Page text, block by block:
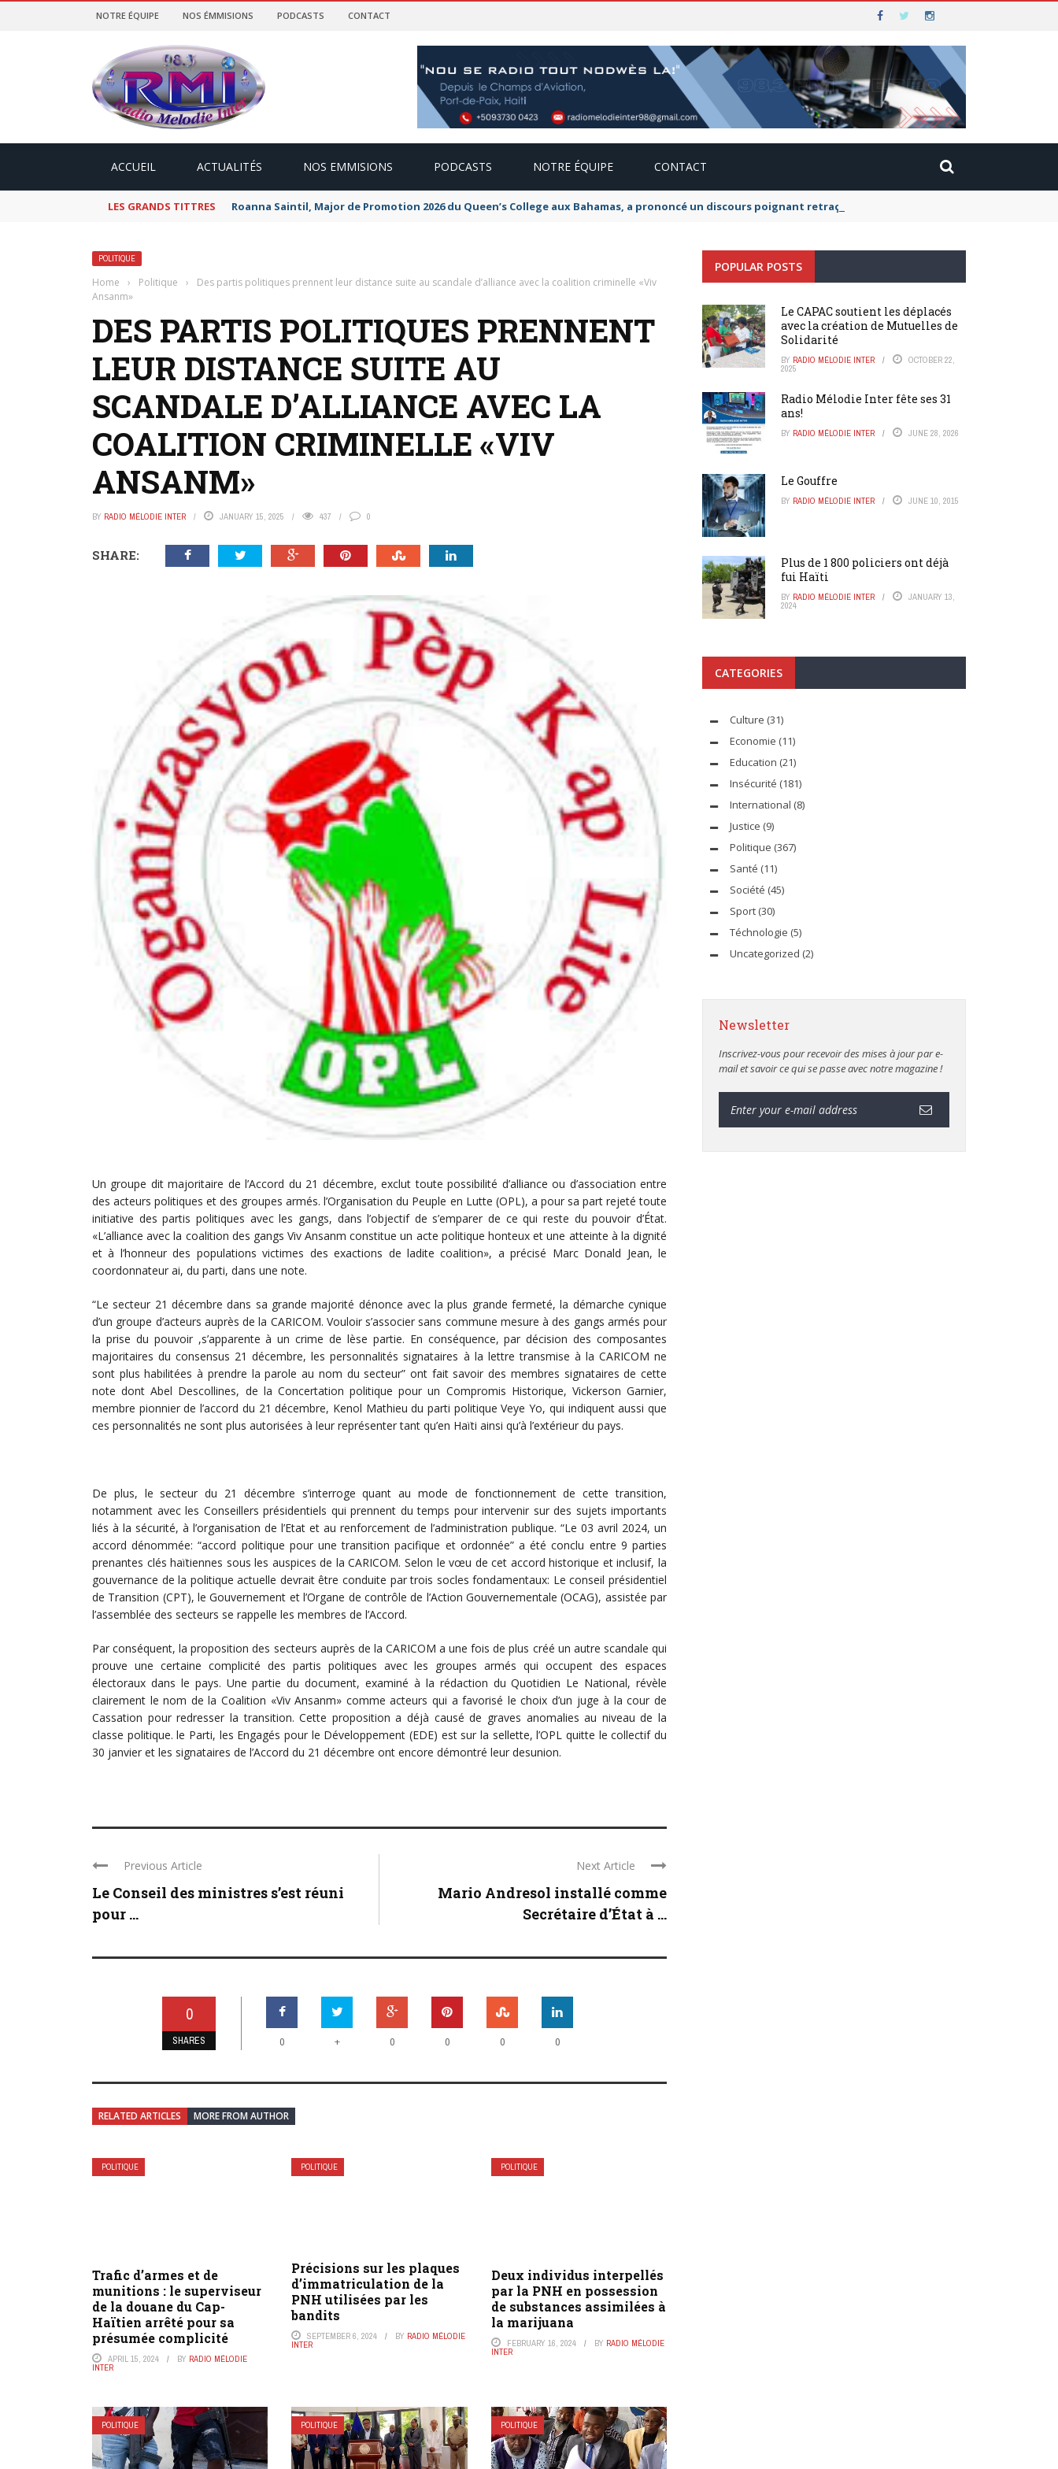
NOTRE ÉQUIPE NOS ÉMMISIONS PODCASTS CONTACT
ACCUEIL ACTUALITÉS NOS EMMISIONS PODCASTS NOTRE ÉQUIPE CONTACT
LES GRANDS TITTRES Roanna Saintil, Major de Promotion 2026 du Queen’s College aux Bahamas, a prononcé un discours poignant retraçant leur histoire, elle a exhorté ses
POLITIQUE
Home › Politique ›
Des partis politiques prennent leur distance suite au scandale d’alliance avec la coalition criminelle «Viv
Ansanm»
DES PARTIS POLITIQUES PRENNENT
LEUR DISTANCE SUITE AU
SCANDALE D’ALLIANCE AVEC LA
COALITION CRIMINELLE «VIV
ANSANM»
BY RADIO MÉLODIE INTER JANUARY 15, 2025 437 0
SHARE:
Un groupe dit majoritaire de l’Accord du 21 décembre, exclut toute possibilité d’alliance ou d’association entre
des acteurs politiques et des groupes armés. l’Organisation du Peuple en Lutte (OPL), a pour sa part rejeté toute
initiative des partis politiques avec les gangs, dans l’objectif de s’emparer de ce qui reste du pouvoir d’État.
«L’alliance avec la coalition des gangs Viv Ansanm constitue un acte politique honteux et une atteinte à la dignité
et à l’honneur des populations victimes des exactions de ladite coalition», a précisé Marc Donald Jean, le
coordonnateur ai, du parti, dans une note.
“Le secteur 21 décembre dans sa grande majorité dénonce avec la plus grande fermeté, la démarche cynique
d’un groupe d’acteurs auprès de la CARICOM. Vouloir s’associer sans commune mesure à des gangs armés pour
la prise du pouvoir ,s’apparente à un crime de lèse partie. En conséquence, par décision des composantes
majoritaires du consensus 21 décembre, les personnalités signataires à la lettre transmise à la CARICOM ne
sont plus habilitées à prendre la parole au nom du secteur” ont fait savoir des membres signataires de cette
note dont Abel Descollines, de la Concertation politique pour un Compromis Historique, Vickerson Garnier,
membre pionnier de l’accord du 21 décembre, Kenol Mathieu du parti politique Veye Yo, qui indiquent aussi que
ces personnalités ne sont plus autorisées à leur représenter tant qu’en Haïti ainsi qu’à l’extérieur du pays.
De plus, le secteur du 21 décembre s’interroge quant au mode de fonctionnement de cette transition,
notamment avec les Conseillers présidentiels qui prennent du temps pour intervenir sur des sujets importants
liés à la sécurité, à l’organisation de l’Etat et au renforcement de l’administration publique. “Le 03 avril 2024, un
accord dénommée: “accord politique pour une transition pacifique et ordonnée” a été conclu entre 9 parties
prenantes clés haïtiennes sous les auspices de la CARICOM. Selon le vœu de cet accord historique et inclusif, la
gouvernance de la politique actuelle devrait être conduite par trois socles fondamentaux: Le conseil présidentiel
de Transition (CPT), le Gouvernement et l’Organe de contrôle de l’Action Gouvernementale (OCAG), assistée par
l’assemblée des secteurs se rappelle les membres de l’Accord.
Par conséquent, la proposition des secteurs auprès de la CARICOM a une fois de plus créé un autre scandale qui
prouve une certaine complicité des partis politiques avec les groupes armés qui occupent des espaces
électoraux dans le pays. Une partie du document, examiné à la rédaction du Quotidien Le National, révèle
clairement le nom de la Coalition «Viv Ansanm» comme acteurs qui a favorisé le choix d’un juge à la cour de
Cassation pour redresser la transition. Cette proposition a déjà causé de graves anomalies au niveau de la
classe politique. le Parti, les Engagés pour le Développement (EDE) est sur la sellette, l’OPL quitte le collectif du
30 janvier et les signataires de l’Accord du 21 décembre ont encore démontré leur desunion.
Previous Article
Le Conseil des ministres s’est réuni
pour ...
Next Article
Mario Andresol installé comme
Secrétaire d’État à ...
0
SHARES 0 + 0 0 0 0
RELATED ARTICLES MORE FROM AUTHOR
POLITIQUE
Trafic d’armes et de
munitions : le superviseur
de la douane du Cap-
Haïtien arrêté pour sa
présumée complicité
APRIL 15, 2024 BY RADIO MÉLODIE
INTER
POLITIQUE
Précisions sur les plaques
d’immatriculation de la
PNH utilisées par les
bandits
SEPTEMBER 6, 2024 BY RADIO MÉLODIE
INTER
POLITIQUE
Deux individus interpellés
par la PNH en possession
de substances assimilées à
la marijuana
FEBRUARY 16, 2024 BY RADIO MÉLODIE
INTER
POLITIQUE POLITIQUE POLITIQUE
POPULAR POSTS
Le CAPAC soutient les déplacés
avec la création de Mutuelles de
Solidarité
BY RADIO MÉLODIE INTER OCTOBER 22,
2025
Radio Mélodie Inter fête ses 31
ans!
BY RADIO MÉLODIE INTER JUNE 28, 2026
Le Gouffre
BY RADIO MÉLODIE INTER JUNE 10, 2015
Plus de 1 800 policiers ont déjà
fui Haïti
BY RADIO MÉLODIE INTER JANUARY 13,
2024
CATEGORIES
Culture (31)
Economie (11)
Education (21)
Insécurité (181)
International (8)
Justice (9)
Politique (367)
Santé (11)
Société (45)
Sport (30)
Téchnologie (5)
Uncategorized (2)
Newsletter
Inscrivez-vous pour recevoir des mises à jour par e-
mail et savoir ce qui se passe avec notre magazine !